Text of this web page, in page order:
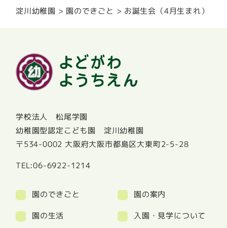
淀川幼稚園 園のできごと お誕生会（4月生まれ）
学校法人 松尾学園
幼稚園型認定こども園 淀川幼稚園
〒534-0002 大阪府大阪市都島区大東町2-5-28
TEL:06-6922-1214
園のできごと
園の案内
園の生活
入園・見学について